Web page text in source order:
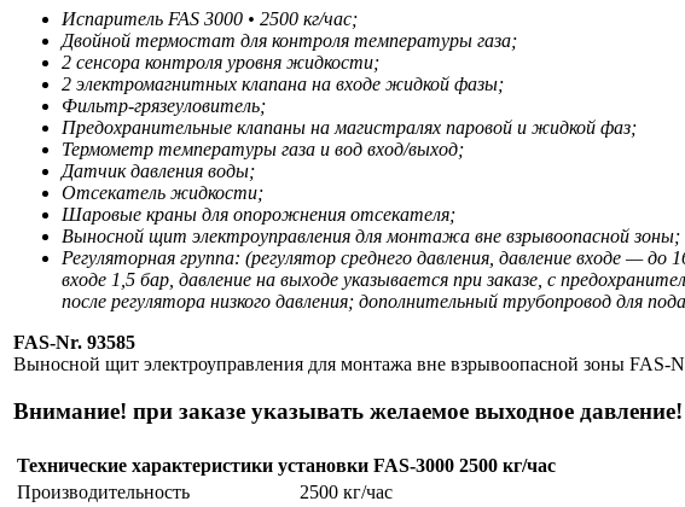
Испаритель FAS 3000 • 2500 кг/час;
Двойной термостат для контроля температуры газа;
2 сенсора контроля уровня жидкости;
2 электромагнитных клапана на входе жидкой фазы;
Фильтр-грязеуловитель;
Предохранительные клапаны на магистралях паровой и жидкой фаз;
Термометр температуры газа и вод вход/выход;
Датчик давления воды;
Отсекатель жидкости;
Шаровые краны для опорожнения отсекателя;
Выносной щит электроуправления для монтажа вне взрывоопасной зоны;
Регуляторная группа: (регулятор среднего давления, давление входе —
входе 1,5 бар, давление на выходе указывается при заказе, с
после регулятора низкого давления; дополнительный трубопровод для
FAS-Nr. 93585
Выносной щит электроуправления для монтажа вне взрывоопасной зоны FAS-
Внимание! при заказе указывать желаемое выходное
Технические характеристики установки FAS-3000 2500 кг/час
Производительность
2500 кг/час